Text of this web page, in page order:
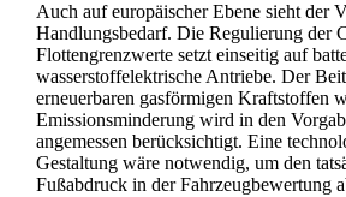
Auch auf europäischer Ebene sieht der
Handlungsbedarf. Die Regulierung der
Flottengrenzwerte setzt einseitig auf
wasserstoffelektrische Antriebe. Der
erneuerbaren gasförmigen Kraftstoffen
Emissionsminderung wird in den
angemessen berücksichtigt. Eine
Gestaltung wäre notwendig, um den
Fußabdruck in der Fahrzeugbewertung